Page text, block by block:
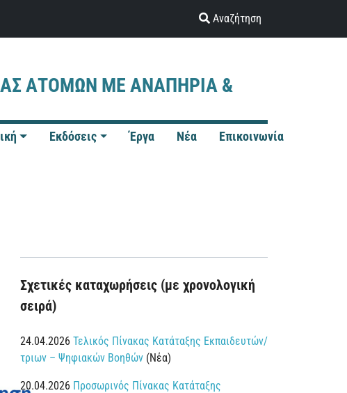
Αναζήτηση
ΑΤΟΜΩΝ ΜΕ ΑΝΑΠΗΡΙΑ &
Εκδόσεις Έργα Νέα Επικοινωνία
Σχετικές καταχωρήσεις (με χρονολογική
σειρά)
24.04.2026 Τελικός Πίνακας Κατάταξης Εκπαιδευτών/
τριων – Ψηφιακών Βοηθών (Νέα)
20.04.2026 Προσωρινός Πίνακας Κατάταξης